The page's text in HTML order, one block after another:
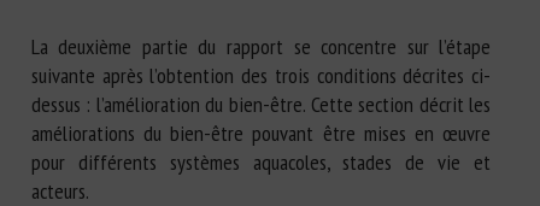
La deuxième partie du rapport se concentre sur l’étape
suivante après l’obtention des trois conditions décrites ci-
dessus : l’amélioration du bien-être. Cette section décrit les
améliorations du bien-être pouvant être mises en œuvre
pour différents systèmes aquacoles, stades de vie et
acteurs.